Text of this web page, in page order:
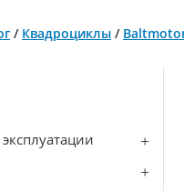
/ Квадроциклы /